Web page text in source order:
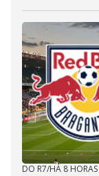
DO R7/HÁ 8 HORAS